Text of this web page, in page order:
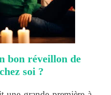
bon réveillon de
soi ?